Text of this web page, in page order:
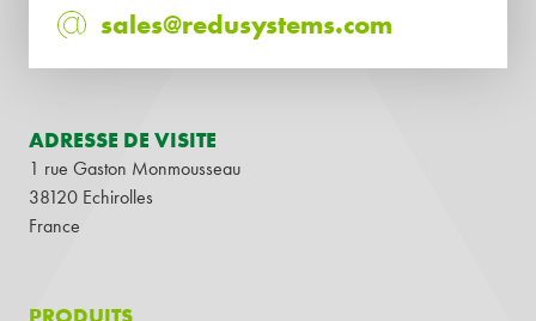
sales@redusystems.com
ADRESSE DE VISITE
1 rue Gaston Monmousseau
38120 Echirolles
France